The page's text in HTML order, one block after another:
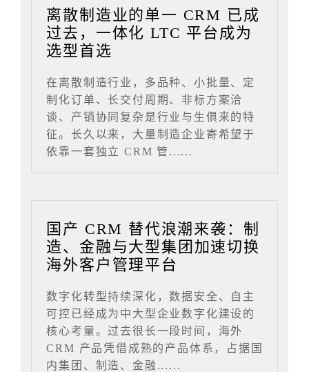
离散制造业的单一 CRM 已成
过去，一体化 LTC 平台成为
选型首选
在离散制造行业，多品种、小批量、定
制化订单、长交付周期、非标方案洽
谈、产销协同复杂是行业与生俱来的特
征。长久以来，大量制造企业寄希望于
依靠一套独立 CRM 管......
国产 CRM 替代浪潮来袭：制
造、金融与大型集团加速切换
海外客户管理平台
数字化转型持续深化，数据安全、自主
可控已经成为中大型企业数字化建设的
核心考量。过去很长一段时间，海外
CRM 产品凭借成熟的产品体系，占据国
内集团、制造、金融......